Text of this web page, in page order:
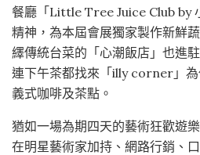
餐廳「Little Tree Juice Club by
精神，為本屆會展獨家製作新鮮
繹傳統台菜的「心潮飯店」也進
連下午茶都找來「illy corner」
義式咖啡及茶點。
猶如一場為期四天的藝術狂歡遊
在明星藝術家加持、網路行銷、